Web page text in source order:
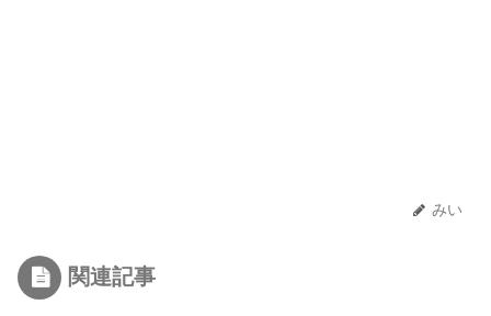
みい
関連記事